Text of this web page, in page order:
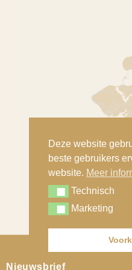
Deze website
beste gebruikers
website. Meer
TechnischTechnisch
MarketingMarketing
© Copyright - Nout
Nieuwsbrief